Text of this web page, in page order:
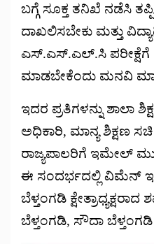
ಬಗ್ಗೆ ಸೂಕ್ತ ತನಿಖೆ ನಡೆಸಿ
ದಾಖಲಿಸಬೇಕು ಮತ್ತು
ಎಸ್.ಎಸ್.ಎಲ್.ಸಿ ಪರೀಕ್ಷೆಗೆ
ಮಾಡಬೇಕೆಂದು ಮನವಿ
ಇದರ ಪ್ರತಿಗಳನ್ನು ಶಾಲಾ
ಅಧಿಕಾರಿ, ಮಾನ್ಯ ಶಿಕ್ಷಣ
ರಾಜ್ಯಪಾಲರಿಗೆ ಇಮೇಲ್
ಈ ಸಂದರ್ಭದಲ್ಲಿ ವಿಮೆನ್
ಬೆಳ್ತಂಗಡಿ
ಬೆಳ್ತಂಗಡಿ, ಸೌದಾ ಬೆಳ್ತಂಗಡಿ